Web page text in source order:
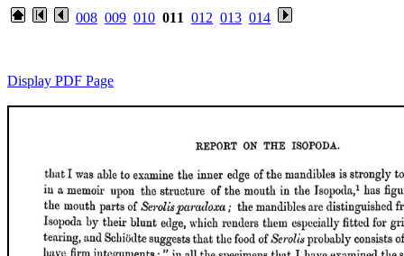
008 009 010 011 012 013 014
Display PDF Page